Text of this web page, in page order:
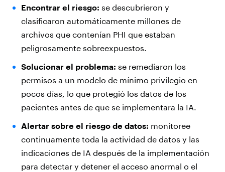
Encontrar el riesgo: se descubrieron y
clasificaron automáticamente millones de
archivos que contenían PHI que estaban
peligrosamente sobreexpuestos.
Solucionar el problema: se remediaron los
permisos a un modelo de mínimo privilegio en
pocos días, lo que protegió los datos de los
pacientes antes de que se implementara la IA.
Alertar sobre el riesgo de datos: monitoree
continuamente toda la actividad de datos y las
indicaciones de IA después de la implementación
para detectar y detener el acceso anormal o el